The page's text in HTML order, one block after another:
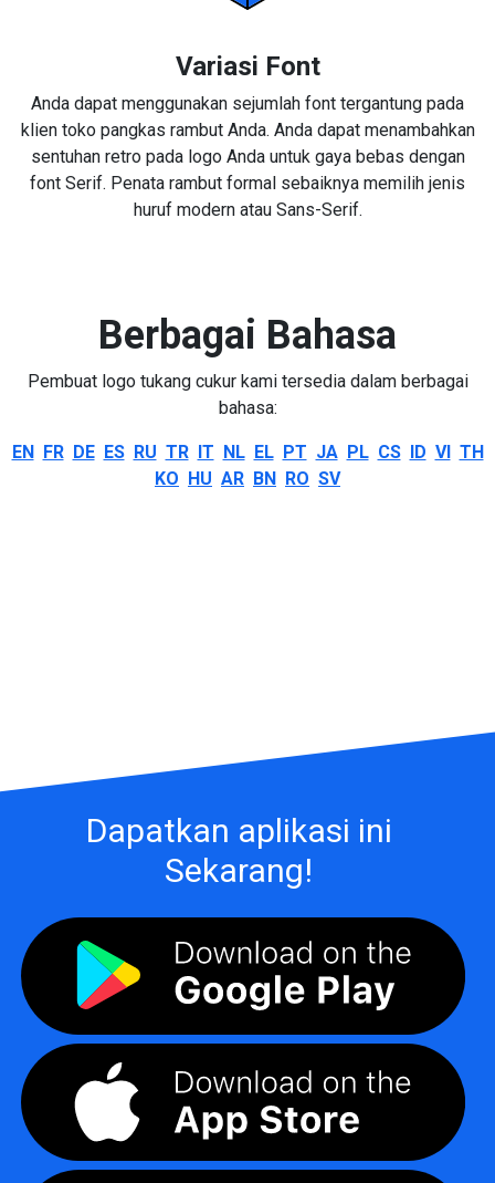
Variasi Font
Anda dapat menggunakan sejumlah font tergantung pada
klien toko pangkas rambut Anda. Anda dapat menambahkan
sentuhan retro pada logo Anda untuk gaya bebas dengan
font Serif. Penata rambut formal sebaiknya memilih jenis
huruf modern atau Sans-Serif.
Berbagai Bahasa
Pembuat logo tukang cukur kami tersedia dalam berbagai
bahasa:
EN FR DE ES RU TR IT NL EL PT JA PL CS ID VI TH
KO HU AR BN RO SV
Dapatkan aplikasi ini
Sekarang!